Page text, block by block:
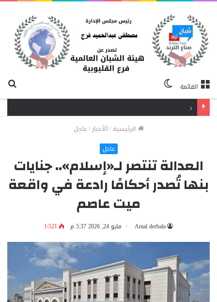
القائمة
المظلم
الرئيسية/الأخبار/عاجل
عاجل
العدالة تنتصر لـ«إسلام».. جنايات
بنها تُصدر أحكامًا رادعة في واقعة
ميت عاصم
Amal derbala مايو 24, 2026 5:37 م 1٬521